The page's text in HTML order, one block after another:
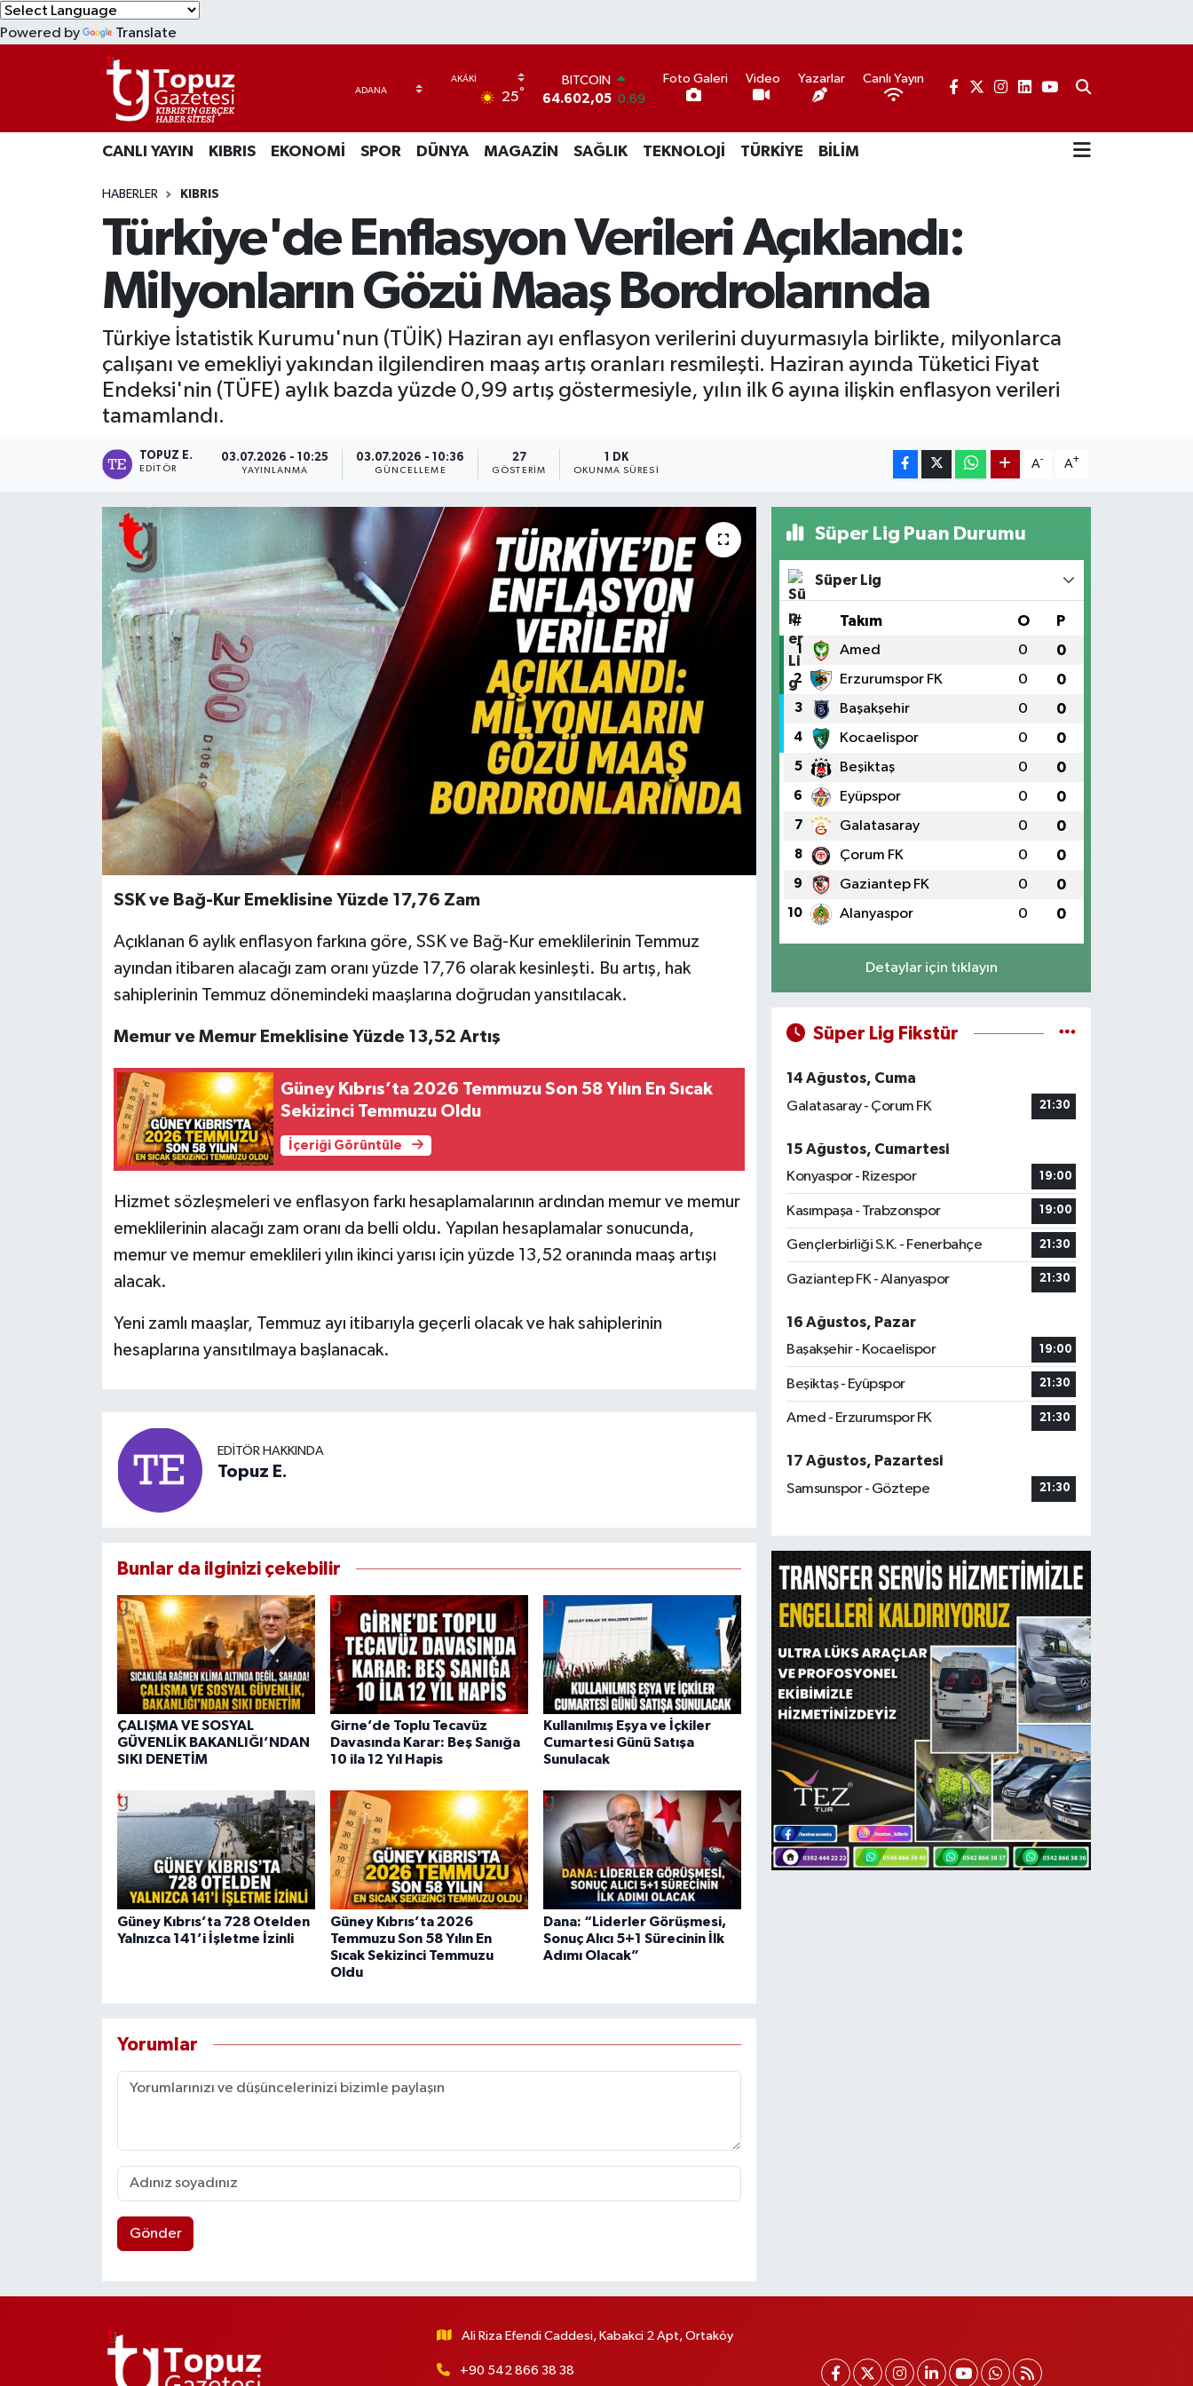
Powered by Translate
25°
BITCOIN
64.602,05 0.69
47,5986 0.06
EURO
GRAM ALTIN
6513.94
0.32
13.768 48
Foto Galeri Video Yazarlar Canlı Yayın
CANLI YAYIN KIBRIS EKONOMİ SPOR DÜNYA MAGAZİN SAĞLIK TEKNOLOJİ TÜRKİYE BİLİM
HABERLER KIBRIS
Türkiye'de Enflasyon Verileri Açıklandı:
Milyonların Gözü Maaş Bordrolarında
Türkiye İstatistik Kurumu'nun (TÜİK) Haziran ayı enflasyon verilerini duyurmasıyla birlikte, milyonlarca
çalışanı ve emekliyi yakından ilgilendiren maaş artış oranları resmileşti. Haziran ayında Tüketici Fiyat
Endeksi'nin (TÜFE) aylık bazda yüzde 0,99 artış göstermesiyle, yılın ilk 6 ayına ilişkin enflasyon verileri
tamamlandı.
TOPUZ E.
EDITÖR
03.07.2026 - 10:25
YAYINLANMA
03.07.2026 - 10:36
GÜNCELLEME
27
GÖSTERIM
1 DK
OKUNMA SÜRESI
A- A+
SSK ve Bağ-Kur Emeklisine Yüzde 17,76 Zam
Açıklanan 6 aylık enflasyon farkına göre, SSK ve Bağ-Kur emeklilerinin Temmuz
ayından itibaren alacağı zam oranı yüzde 17,76 olarak kesinleşti. Bu artış, hak
sahiplerinin Temmuz dönemindeki maaşlarına doğrudan yansıtılacak.
Memur ve Memur Emeklisine Yüzde 13,52 Artış
Güney Kıbrıs’ta 2026 Temmuzu Son 58 Yılın En Sıcak
Sekizinci Temmuzu Oldu
İçeriği Görüntüle
Hizmet sözleşmeleri ve enflasyon farkı hesaplamalarının ardından memur ve memur
emeklilerinin alacağı zam oranı da belli oldu. Yapılan hesaplamalar sonucunda,
memur ve memur emeklileri yılın ikinci yarısı için yüzde 13,52 oranında maaş artışı
alacak.
Yeni zamlı maaşlar, Temmuz ayı itibarıyla geçerli olacak ve hak sahiplerinin
hesaplarına yansıtılmaya başlanacak.
EDITÖR HAKKINDA
Topuz E.
Bunlar da ilginizi çekebilir
ÇALIŞMA VE SOSYAL
GÜVENLİK BAKANLIĞI’NDAN
SIKI DENETİM
Girne’de Toplu Tecavüz
Davasında Karar: Beş Sanığa
10 ila 12 Yıl Hapis
Kullanılmış Eşya ve İçkiler
Cumartesi Günü Satışa
Sunulacak
Güney Kıbrıs’ta 728 Otelden
Yalnızca 141’i İşletme İzinli
Güney Kıbrıs’ta 2026
Temmuzu Son 58 Yılın En
Sıcak Sekizinci Temmuzu
Oldu
Dana: “Liderler Görüşmesi,
Sonuç Alıcı 5+1 Sürecinin İlk
Adımı Olacak”
Yorumlar
Gönder
Süper Lig Puan Durumu
Süper Lig
# Takım O P
1 Amed 0 0
2 Erzurumspor FK 0 0
3 Başakşehir 0 0
4 Kocaelispor 0 0
5 Beşiktaş 0 0
6 Eyüpspor 0 0
7 Galatasaray 0 0
8 Çorum FK 0 0
9 Gaziantep FK 0 0
10 Alanyaspor 0 0
Detaylar için tıklayın
Süper Lig Fikstür
14 Ağustos, Cuma
Galatasaray - Çorum FK
21:30
15 Ağustos, Cumartesi
Konyaspor - Rizespor
19:00
Kasımpaşa - Trabzonspor 19:00
Gençlerbirliği S.K. - Fenerbahçe 21:30
Gaziantep FK - Alanyaspor 21:30
16 Ağustos, Pazar
Başakşehir - Kocaelispor
19:00
Beşiktaş - Eyüpspor 21:30
Amed - Erzurumspor FK 21:30
17 Ağustos, Pazartesi
Samsunspor - Göztepe
21:30
Ali Riza Efendi Caddesi, Kabakci 2 Apt, Ortaköy
+90 542 866 38 38
EKONOMİ
MAGAZİN
TEKNOLOJİ
TÜRKİYE
Lefkoşa Nöbetçi Eczaneler
Lefkoşa Hava Durumu
Lefkoşa Trafik Yoğunluk Haritası
Süper Lig Puan Durumu ve Fikstür
Tüm Manşetler
Son Dakika Haberleri
Haber Arşivi